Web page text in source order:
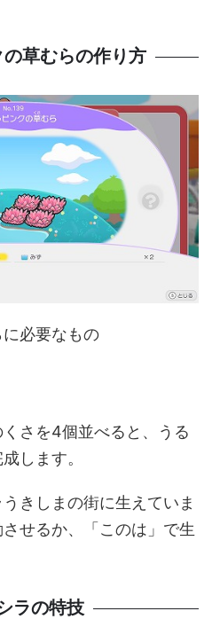
草むらの作り方
必要なもの
さを4個並べると、うる
します。
きしまの街に生えていま
せるか、「このは」で生
ラの特技